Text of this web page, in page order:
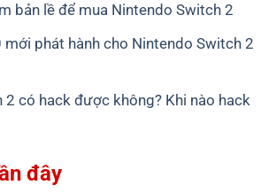
bản lề để mua Nintendo Switch 2
mới phát hành cho Nintendo Switch 2
2 có hack được không? Khi nào hack
đây